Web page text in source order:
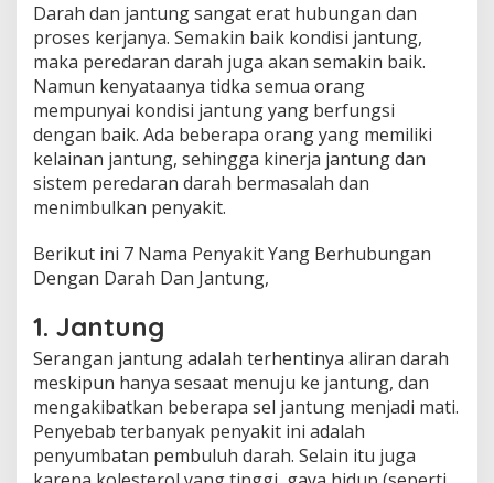
Darah dan jantung sangat erat hubungan dan
proses kerjanya. Semakin baik kondisi jantung,
maka peredaran darah juga akan semakin baik.
Namun kenyataanya tidka semua orang
mempunyai kondisi jantung yang berfungsi
dengan baik. Ada beberapa orang yang memiliki
kelainan jantung, sehingga kinerja jantung dan
sistem peredaran darah bermasalah dan
menimbulkan penyakit.
Berikut ini 7 Nama Penyakit Yang Berhubungan
Dengan Darah Dan Jantung,
1. Jantung
Serangan jantung adalah terhentinya aliran darah
meskipun hanya sesaat menuju ke jantung, dan
mengakibatkan beberapa sel jantung menjadi mati.
Penyebab terbanyak penyakit ini adalah
penyumbatan pembuluh darah. Selain itu juga